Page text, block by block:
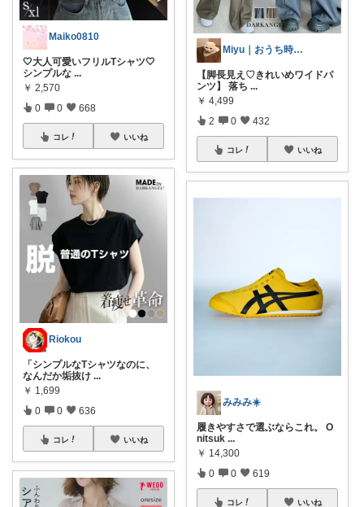
Maiko0810
🤍大人可愛いフリルTシャツ🤍
シンプルな ...
￥ 2,570
0 0 668
コレ いいね
Riokou
「シンプルなTシャツなのに、
なんだか垢抜け ...
￥ 1,699
0 0 636
コレ いいね
Miyu｜おうち時間の小さな幸せ🌸
【脚長見え♡きれいめワイドパ
ンツ】 落ち ...
￥ 4,499
2 0 432
コレ いいね
みみみ☀️
履きやすさで選ぶならこれ。 O
nitsuk ...
￥ 14,300
0 0 619
コレ いいね